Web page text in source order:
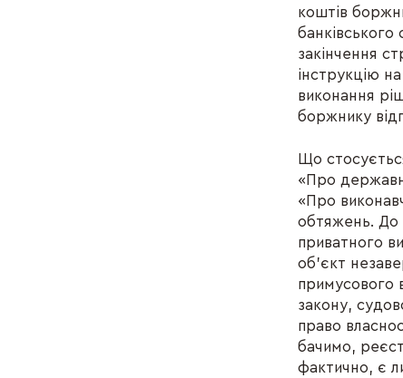
коштів
банківського
закінчення
інструкцію
виконання
боржнику
Що
«Про
«Про
обтяжень. До
приватного
об’єкт
примусового
закону,
право
бачимо,
фактично, є